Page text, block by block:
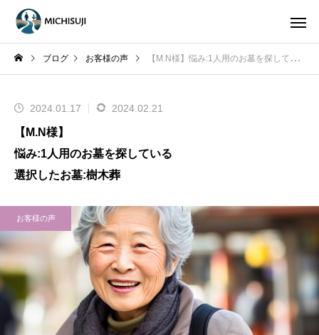
ブログ お客様の声 【M.N様】悩み:1人用のお墓を探している選択したお墓:樹木葬
2024.01.17 2024.02.21
【M.N様】
悩み:1人用のお墓を探している
選択したお墓:樹木葬
お客様の声